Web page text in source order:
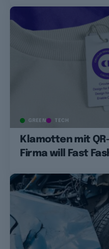
GREEN TECH
Klamotten mit
Firma will Fast